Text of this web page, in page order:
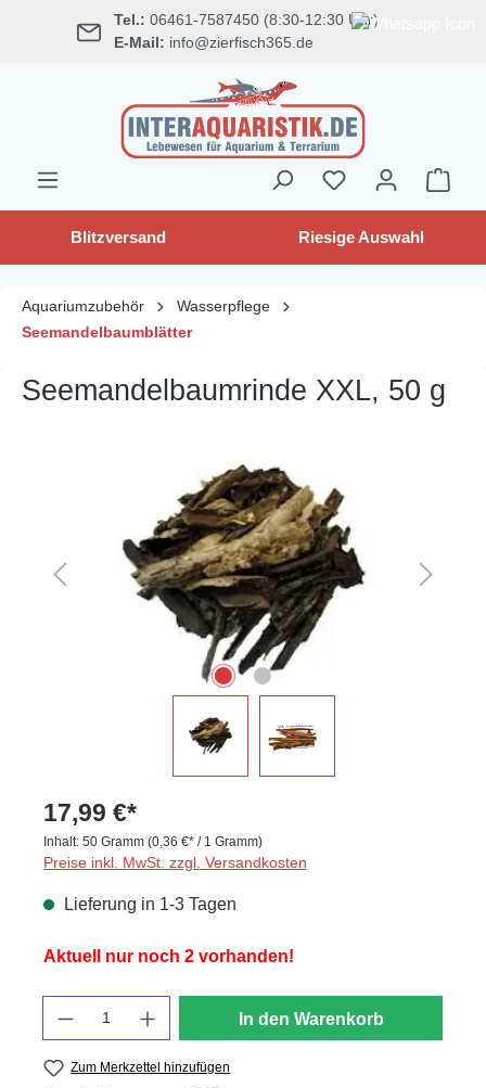
springen Tel.: 06461-7587450 (8:30-12:30 Uhr)
E-Mail: info@zierfisch365.de
Blitzversand Riesige Auswahl
Aquariumzubehör
Wasserpflege
Seemandelbaumblätter
Seemandelbaumrinde XXL, 50 g
Bildergalerie überspringen
17,99 €*
Inhalt: 50 Gramm (0,36 €* / 1 Gramm)
Preise inkl. MwSt. zzgl. Versandkosten
Lieferung in 1-3 Tagen
Aktuell nur noch 2 vorhanden!
In den Warenkorb
Zum Merkzettel hinzufügen